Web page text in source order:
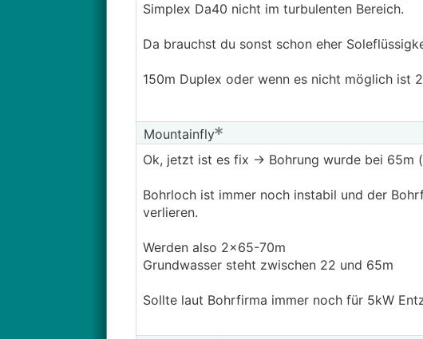
Simplex Da40 nicht im turbulenten Bereich.
Da brauchst du sonst schon eher
150m Duplex oder wenn es nicht möglich ist
Mountainfly
Ok, jetzt ist es fix -> Bohrung wurde bei 65m
Bohrloch ist immer noch instabil und der
verlieren.
Werden also 2x65-70m
Grundwasser steht zwischen 22 und 65m
Sollte laut Bohrfirma immer noch für 5kW